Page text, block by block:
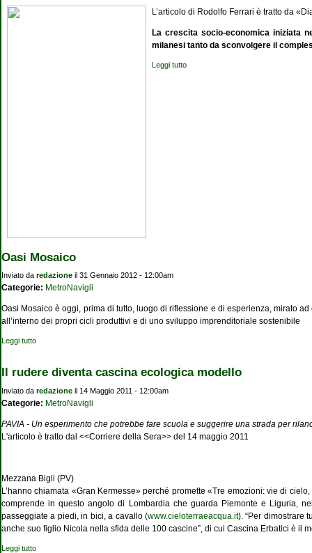
L’articolo di Rodolfo Ferrari è tratto da
La crescita socio-economica iniziata
milanesi tanto da sconvolgere il
Leggi tutto
Oasi Mosaico
Inviato da redazione il 31 Gennaio 2012 - 12:00am
Categorie: MetroNavigli
Oasi Mosaico è oggi, prima di tutto, luogo di riflessione e di esperienza, mirato
all’interno dei propri cicli produttivi e di uno sviluppo imprenditoriale sostenibile
Leggi tutto
Il rudere diventa cascina ecologica modello
Inviato da redazione il 14 Maggio 2011 - 12:00am
Categorie: MetroNavigli
PAVIA - Un esperimento che potrebbe fare scuola e suggerire una strada per
L'articolo è tratto dal <<Corriere della Sera>> del 14 maggio 2011
Mezzana Bigli (PV)
L’hanno chiamata «Gran Kermesse» perché promette «Tre emozioni: vie di
comprende in questo angolo di Lombardia che guarda Piemonte e Liguria,
passeggiate a piedi, in bici, a cavallo (www.cieloterraeacqua.it). “Per dimostrare
anche suo figlio Nicola nella sfida delle 100 cascine”, di cui Cascina Erbatici è il
Leggi tutto